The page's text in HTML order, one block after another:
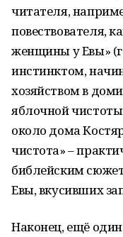
читателя,
повествователя,
женщины у Евы»
инстинктом,
хозяйством в
яблочной
около дома
чистота» –
библейским
Евы, вкусивших
Наконец, ещё